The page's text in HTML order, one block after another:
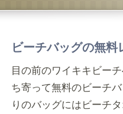
ビーチバッグの無料
目の前のワイキキビー
ち寄って無料のビーチ
りのバッグにはビーチ